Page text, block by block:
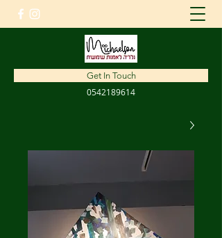
amnon1310@gmail.com
0542189614
Get In Touch